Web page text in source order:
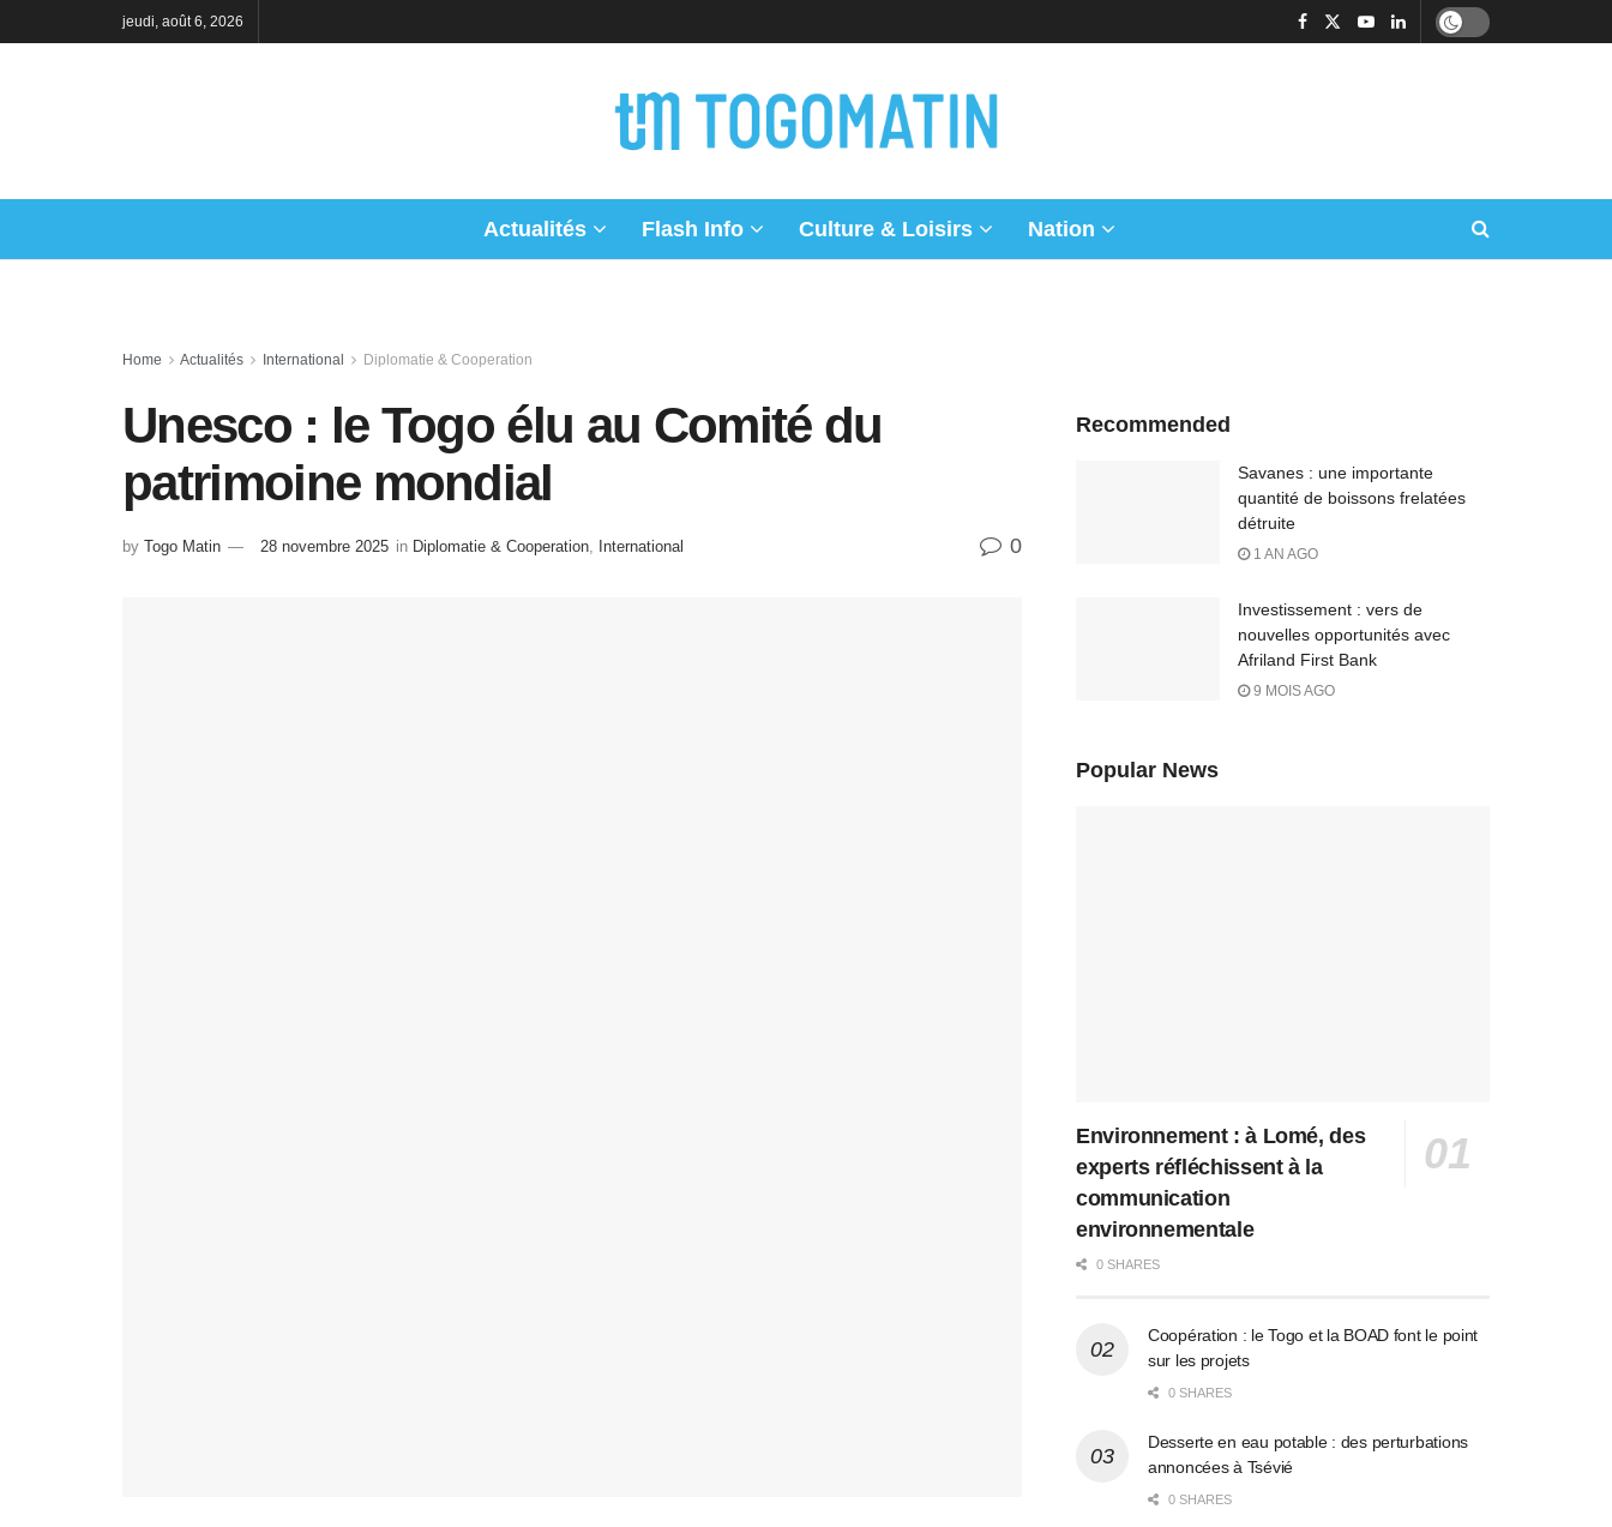
jeudi, août 6, 2026
Actualités Flash Info Culture & Loisirs Nation
Home Actualités International Diplomatie & Cooperation
Unesco : le Togo élu au Comité du
patrimoine mondial
by Togo Matin 28 novembre 2025 in Diplomatie & Cooperation International 0
Recommended
Savanes : une importante
quantité de boissons frelatées
détruite
1 AN AGO
Investissement : vers de
nouvelles opportunités avec
Afriland First Bank
9 MOIS AGO
Popular News
Environnement : à Lomé, des
experts réfléchissent à la
communication
environnementale
0 SHARES
Coopération : le Togo et la BOAD font le point
sur les projets
0 SHARES
Desserte en eau potable : des perturbations
annoncées à Tsévié
0 SHARES